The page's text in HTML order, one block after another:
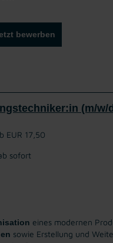
bewerben
(m/w/
EUR 17,50
sofort
eines modernen
sowie Erstellung und